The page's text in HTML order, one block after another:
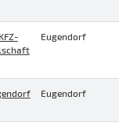
Eugendorf
Eugendorf